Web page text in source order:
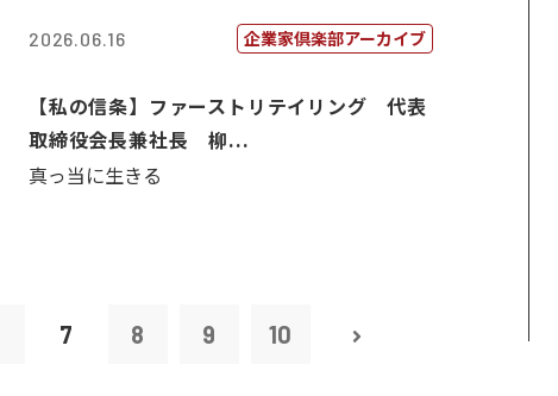
2026.06.16 企業家倶楽部アーカイブ
【私の信条】ファーストリテイリング 代表
取締役会長兼社長 柳...
真っ当に生きる
7 8 9 10